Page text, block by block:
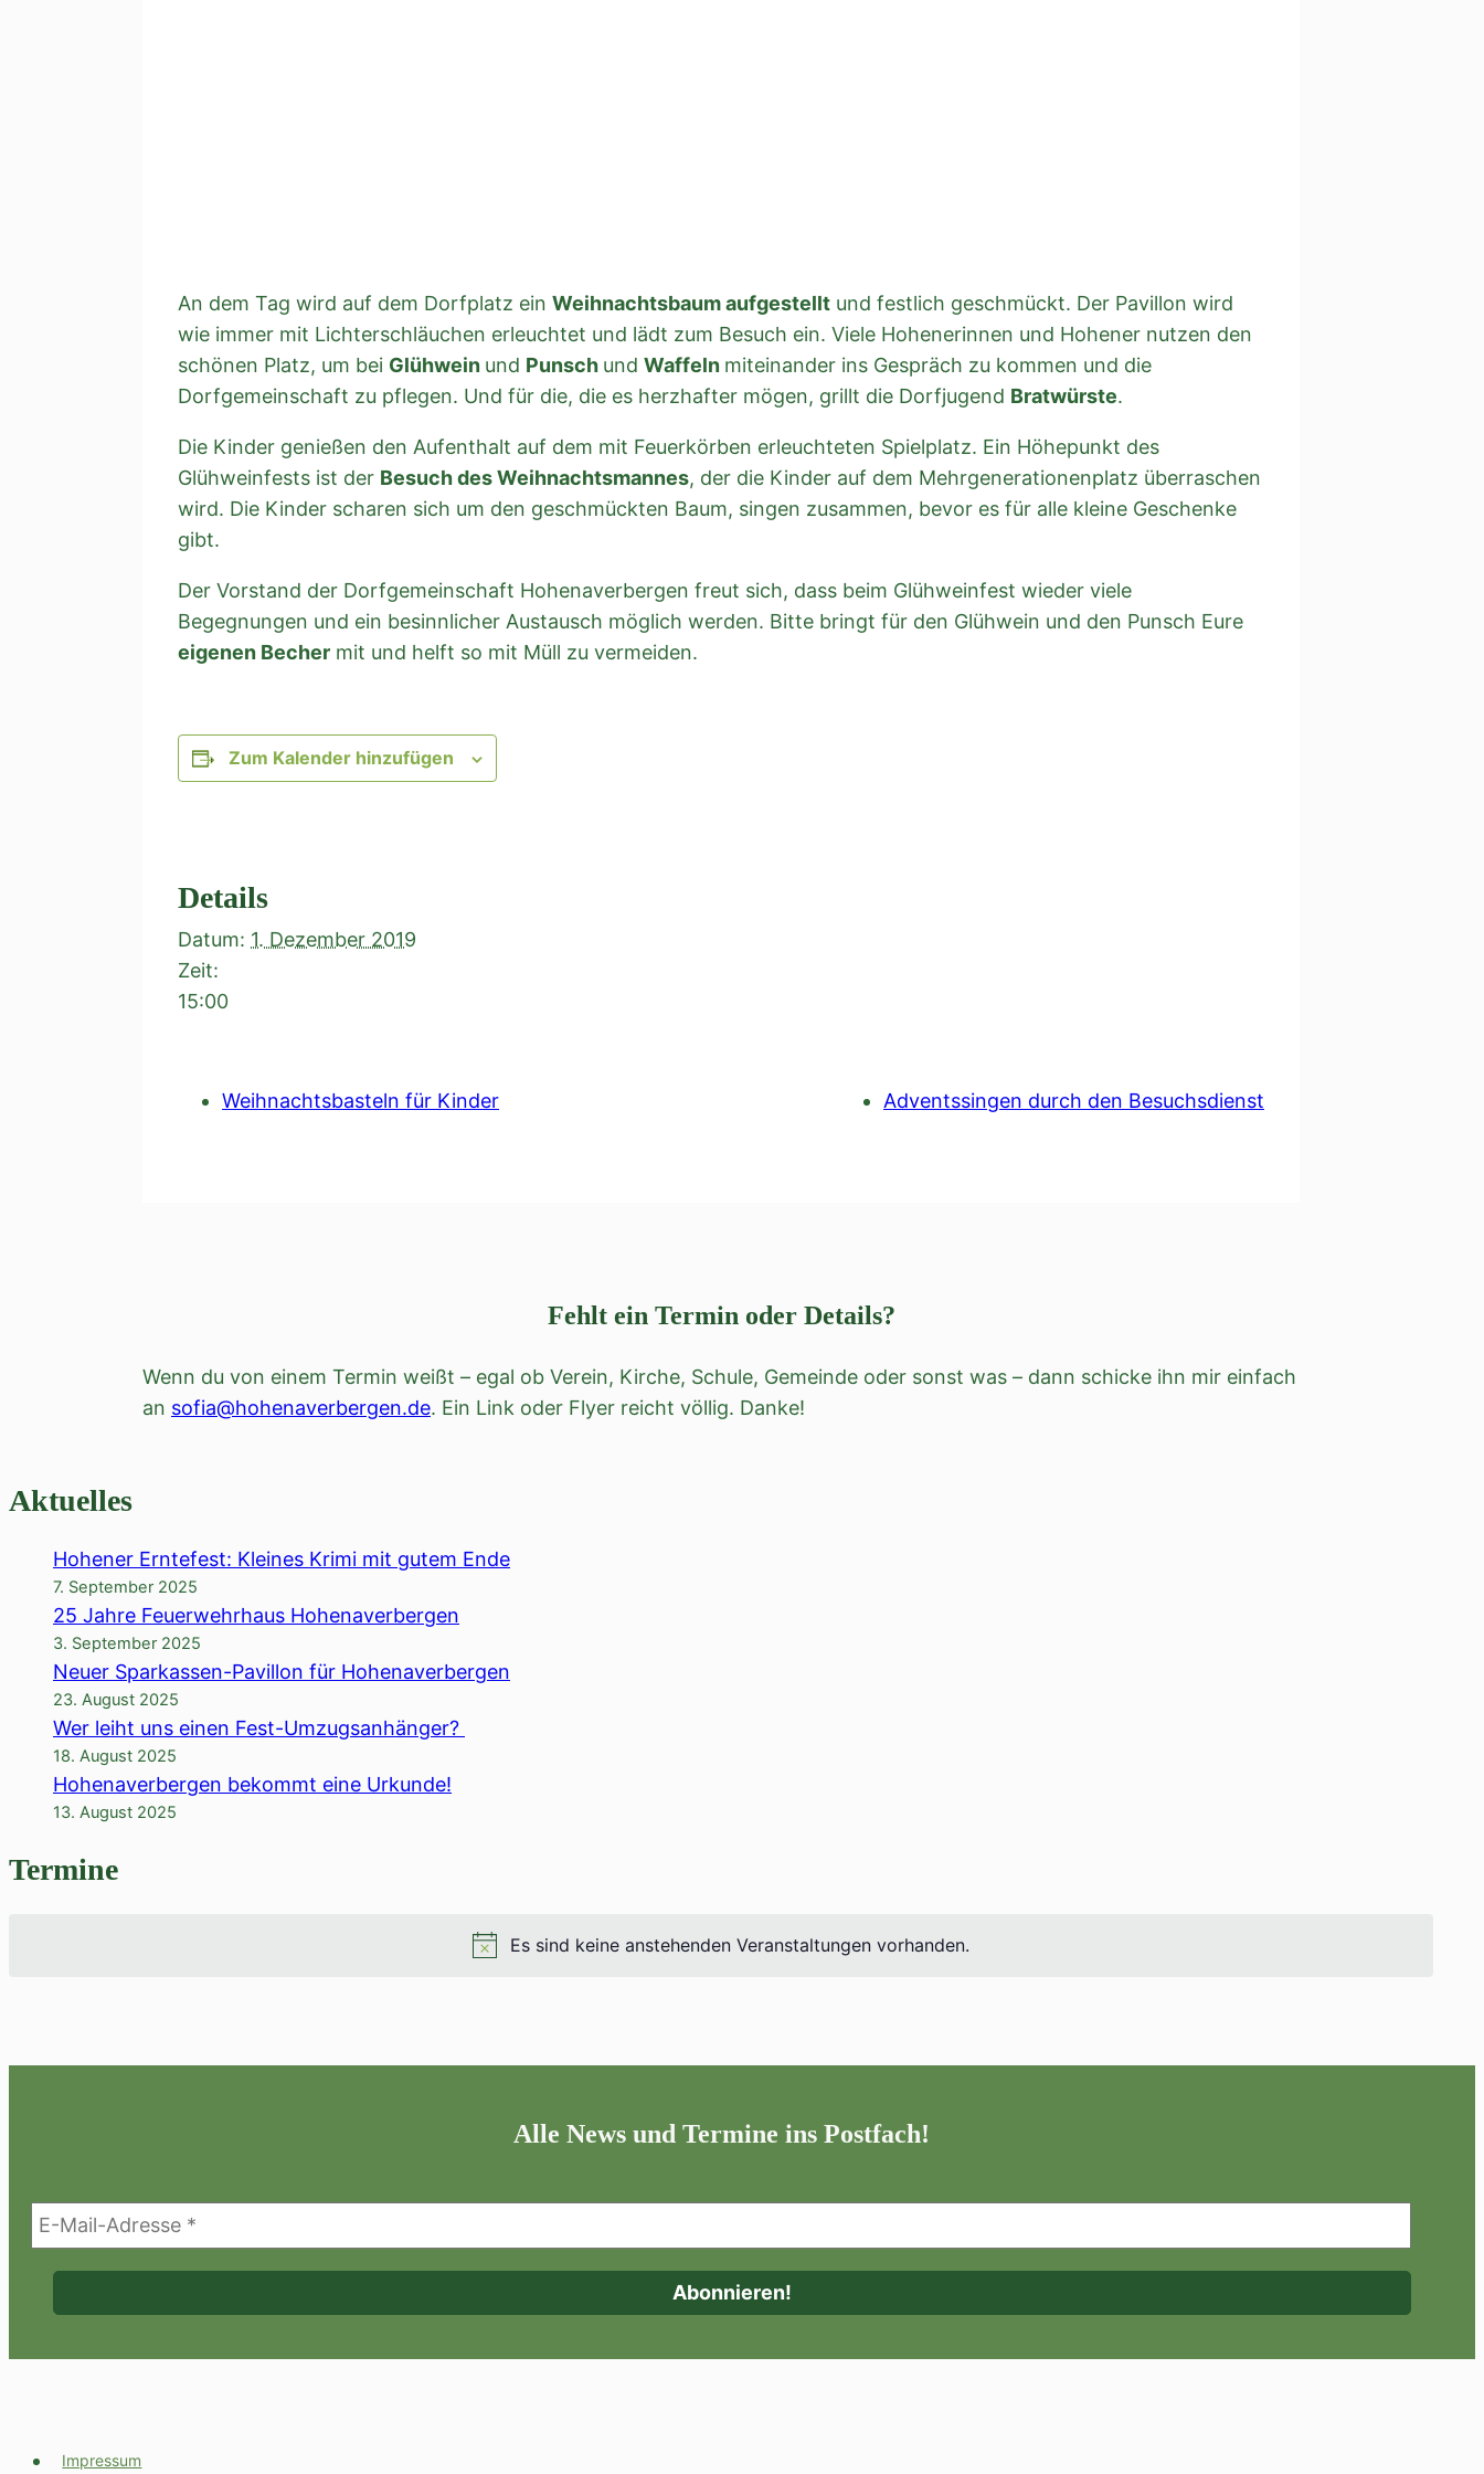
An dem Tag wird auf dem Dorfplatz ein Weihnachtsbaum aufgestellt und festlich geschmückt. Der Pavillon wird
wie immer mit Lichterschläuchen erleuchtet und lädt zum Besuch ein. Viele Hohenerinnen und Hohener nutzen den
schönen Platz, um bei Glühwein und Punsch und Waffeln miteinander ins Gespräch zu kommen und die
Dorfgemeinschaft zu pflegen. Und für die, die es herzhafter mögen, grillt die Dorfjugend Bratwürste.
Die Kinder genießen den Aufenthalt auf dem mit Feuerkörben erleuchteten Spielplatz. Ein Höhepunkt des
Glühweinfests ist der Besuch des Weihnachtsmannes, der die Kinder auf dem Mehrgenerationenplatz überraschen
wird. Die Kinder scharen sich um den geschmückten Baum, singen zusammen, bevor es für alle kleine Geschenke
gibt.
Der Vorstand der Dorfgemeinschaft Hohenaverbergen freut sich, dass beim Glühweinfest wieder viele
Begegnungen und ein besinnlicher Austausch möglich werden. Bitte bringt für den Glühwein und den Punsch Eure
eigenen Becher mit und helft so mit Müll zu vermeiden.
Zum Kalender hinzufügen
Details
Datum: 1. Dezember 2019
Zeit:
15:00
Weihnachtsbasteln für Kinder Adventssingen durch den Besuchsdienst
Fehlt ein Termin oder Details?
Wenn du von einem Termin weißt – egal ob Verein, Kirche, Schule, Gemeinde oder sonst was – dann schicke ihn mir einfach
an sofia@hohenaverbergen.de. Ein Link oder Flyer reicht völlig. Danke!
Aktuelles
Hohener Erntefest: Kleines Krimi mit gutem Ende
7. September 2025
25 Jahre Feuerwehrhaus Hohenaverbergen
3. September 2025
Neuer Sparkassen-Pavillon für Hohenaverbergen
23. August 2025
Wer leiht uns einen Fest-Umzugsanhänger?
18. August 2025
Hohenaverbergen bekommt eine Urkunde!
13. August 2025
Termine
Hinweis
Es sind keine anstehenden Veranstaltungen vorhanden.
Alle News und Termine ins Postfach!
Impressum